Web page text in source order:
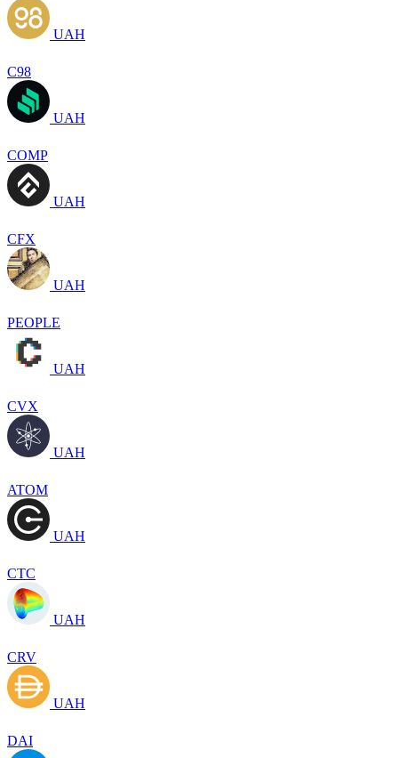
UAH
C98
UAH
COMP
UAH
CFX
UAH
PEOPLE
UAH
CVX
UAH
ATOM
UAH
CTC
UAH
CRV
UAH
DAI